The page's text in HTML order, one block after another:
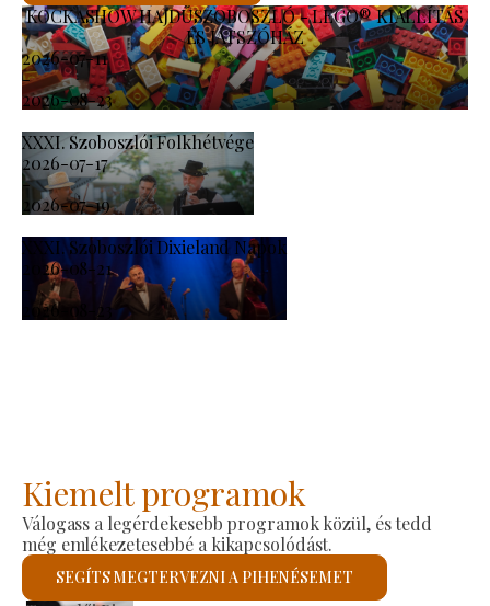
KOCKASHOW HAJDÚSZOBOSZLÓ - LEGO® KIÁLLÍTÁS
ÉS JÁTSZÓHÁZ
2026-07-11
-
2026-08-23
XXXI. Szoboszlói Folkhétvége
2026-07-17
-
2026-07-19
XXXI. Szoboszlói Dixieland Napok
2026-08-21
-
2026-08-23
Kiemelt programok
Válogass a legérdekesebb programok közül, és tedd
még emlékezetesebbé a kikapcsolódást.
SEGÍTS MEGTERVEZNI A PIHENÉSEMET